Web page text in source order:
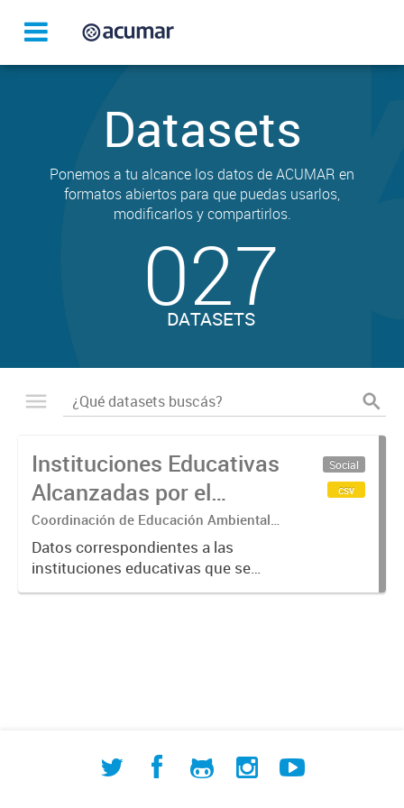
Datasets
Ponemos a tu alcance los datos de ACUMAR en
formatos abiertos para que puedas usarlos,
modificarlos y compartirlos.
027
DATASETS
Instituciones Educativas
Alcanzadas por el
Programa "Escuelas por
la Cuenca" de ACUMAR
Coordinación de Educación Ambiental,
Cultura y Patrimonio
Datos correspondientes a las
instituciones educativas que se
hallan dentro del Programa
Social
csv